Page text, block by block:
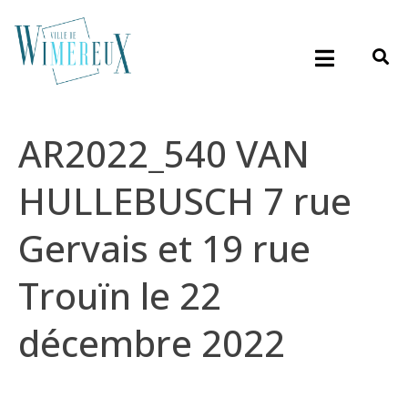
AR2022_540 VAN
HULLEBUSCH 7 rue
Gervais et 19 rue
Trouïn le 22
décembre 2022